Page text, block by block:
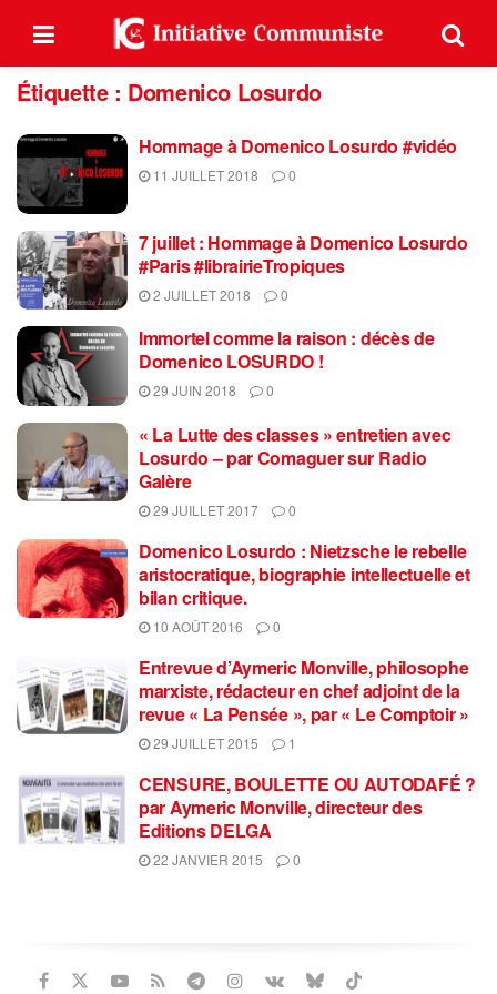
Étiquette : Domenico Losurdo
Hommage à Domenico Losurdo #vidéo
11 JUILLET 2018 0
7 juillet : Hommage à Domenico Losurdo
#Paris #librairieTropiques
2 JUILLET 2018 0
Immortel comme la raison : décès de
Domenico LOSURDO !
29 JUIN 2018 0
« La Lutte des classes » entretien avec
Losurdo – par Comaguer sur Radio
Galère
29 JUILLET 2017 0
Domenico Losurdo : Nietzsche le rebelle
aristocratique, biographie intellectuelle et
bilan critique.
10 AOÛT 2016 0
Entrevue d’Aymeric Monville, philosophe
marxiste, rédacteur en chef adjoint de la
revue « La Pensée », par « Le Comptoir »
29 JUILLET 2015 1
CENSURE, BOULETTE OU AUTODAFÉ ?
par Aymeric Monville, directeur des
Editions DELGA
22 JANVIER 2015 0